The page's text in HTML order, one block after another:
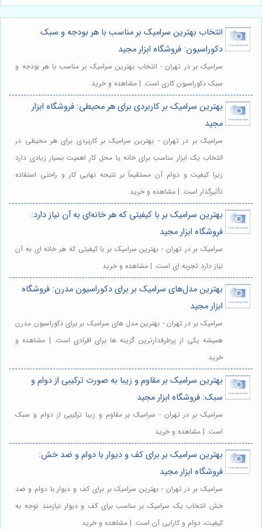
انتخاب بهترین سرامیک بر مناسب با هر بودجه و سبک
دکوراسیون: فروشگاه ابزار مجید
سرامیک بر در تهران - انتخاب بهترین سرامیک بر مناسب با هر بودجه و
سبک دکوراسیون کاری است. | مشاهده و خرید
بهترین سرامیک بر کاربردی برای هر محیطی: فروشگاه ابزار
مجید
سرامیک بر در تهران - بهترین سرامیک بر کاربردی برای هر محیطی در
انتخاب یک ابزار مناسب برای خانه یا محل کار اهمیت بسیار زیادی دارد
زیرا کیفیت و دوام آن مستقیماً بر نتیجه نهایی کار و راحتی استفاده
تأثیرگذار است. | مشاهده و خرید
بهترین سرامیک بر با کیفیتی که هر خانه‌ای به آن نیاز دارد:
فروشگاه ابزار مجید
سرامیک بر در تهران - بهترین سرامیک بر با کیفیتی که هر خانه ای به آن
نیاز دارد تجربه ای است. | مشاهده و خرید
بهترین مدل‌های سرامیک بر برای دکوراسیون مدرن: فروشگاه
ابزار مجید
سرامیک بر در تهران - بهترین مدل های سرامیک بر برای دکوراسیون مدرن
همیشه یکی از پرطرفدارترین گزینه ها برای افرادی است. | مشاهده و
خرید
بهترین سرامیک بر مقاوم و زیبا به صورت ترکیبی از دوام و
سبک: فروشگاه ابزار مجید
سرامیک بر در تهران - سرامیک بر مقاوم و زیبا ترکیبی از دوام و سبک
است. | مشاهده و خرید
بهترین سرامیک بر برای کف و دیوار با دوام و ضد خش:
فروشگاه ابزار مجید
سرامیک بر در تهران - بهترین سرامیک بر برای کف و دیوار با دوام و ضد
خش انتخاب یک سرامیک بر مناسب برای کف و دیوار نیازمند توجه به
کیفیت، دوام و کارایی آن است. | مشاهده و خرید